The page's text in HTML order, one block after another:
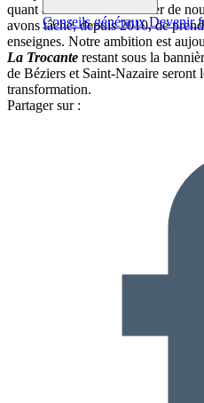
Conseils généraux Devenir
quant à la manière d’acheter de
avons tâché, depuis 2010, de
enseignes. Notre ambition est
La Trocante restant sous la
de Béziers et Saint-Nazaire seront
transformation.
Partager sur :